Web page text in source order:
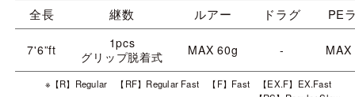
全長 継数 ルアー ドラグ PE
7'6”ft
1pcs
グリップ脱着式
MAX 60g -
※【R】Regular 【RF】Regular Fast 【F】Fast 【EX.F】EX.Fast